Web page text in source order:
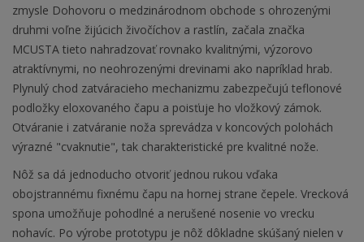
zmysle Dohovoru o medzinárodnom obchode s ohrozenými
druhmi voľne žijúcich živočíchov a rastlín, začala značka
MCUSTA tieto nahradzovať rovnako kvalitnými, výzorovo
atraktívnymi, no neohrozenými drevinami ako napríklad hrab.
Plynulý chod zatváracieho mechanizmu zabezpečujú teflonové
podložky eloxovaného čapu a poisťuje ho vložkový zámok.
Otváranie i zatváranie noža sprevádza v koncových polohách
výrazné "cvaknutie", tak charakteristické pre kvalitné nože.
Nôž sa dá jednoducho otvoriť jednou rukou vďaka
obojstrannému fixnému čapu na hornej strane čepele. Vrecková
spona umožňuje pohodlné a nerušené nosenie vo vrecku
nohavíc. Po výrobe prototypu je nôž dôkladne skúšaný nielen v